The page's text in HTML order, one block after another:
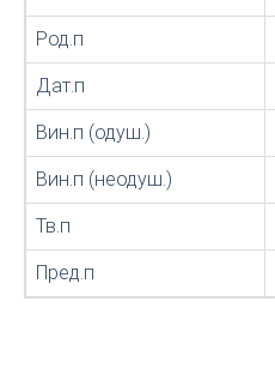
Род.п
Дат.п
Вин.п (одуш.)
Вин.п (неодуш.)
Тв.п
Пред.п